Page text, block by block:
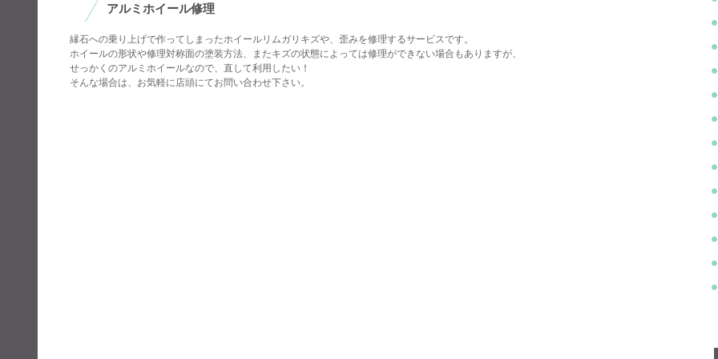
アルミホイール修理
縁石への乗り上げで作ってしまったホイールリムガリキズや、歪みを修理するサービスです。
ホイールの形状や修理対称面の塗装方法、またキズの状態によっては修理ができない場合もありますが、
せっかくのアルミホイールなので、直して利用したい！
そんな場合は、お気軽に店頭にてお問い合わせ下さい。